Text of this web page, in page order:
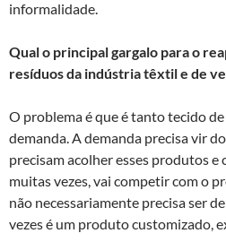
informalidade.
Qual o principal gargalo para o
resíduos da indústria têxtil e de
O problema é que é tanto tecido
demanda. A demanda precisa vir
precisam acolher esses produtos e
muitas vezes, vai competir com o
não necessariamente precisa ser
vezes é um produto customizado,